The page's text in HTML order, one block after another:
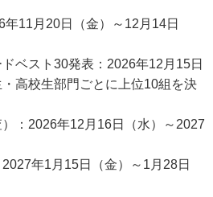
11月20日（金）～12月14日
ベスト30発表：2026年12月15日
・高校生部門ごとに上位10組を決
：2026年12月16日（水）～2027
年1月15日（金）～1月28日